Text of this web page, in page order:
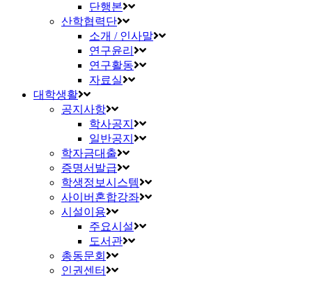
단행본
산학협력단
소개 / 인사말
연구윤리
연구활동
자료실
대학생활
공지사항
학사공지
일반공지
학자금대출
증명서발급
학생정보시스템
사이버혼합강좌
시설이용
주요시설
도서관
총동문회
인권센터